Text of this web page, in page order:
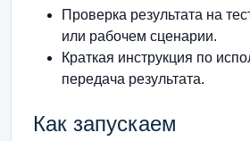
Проверка результата на
или рабочем сценарии.
Краткая инструкция по
передача результата.
Как запускаем